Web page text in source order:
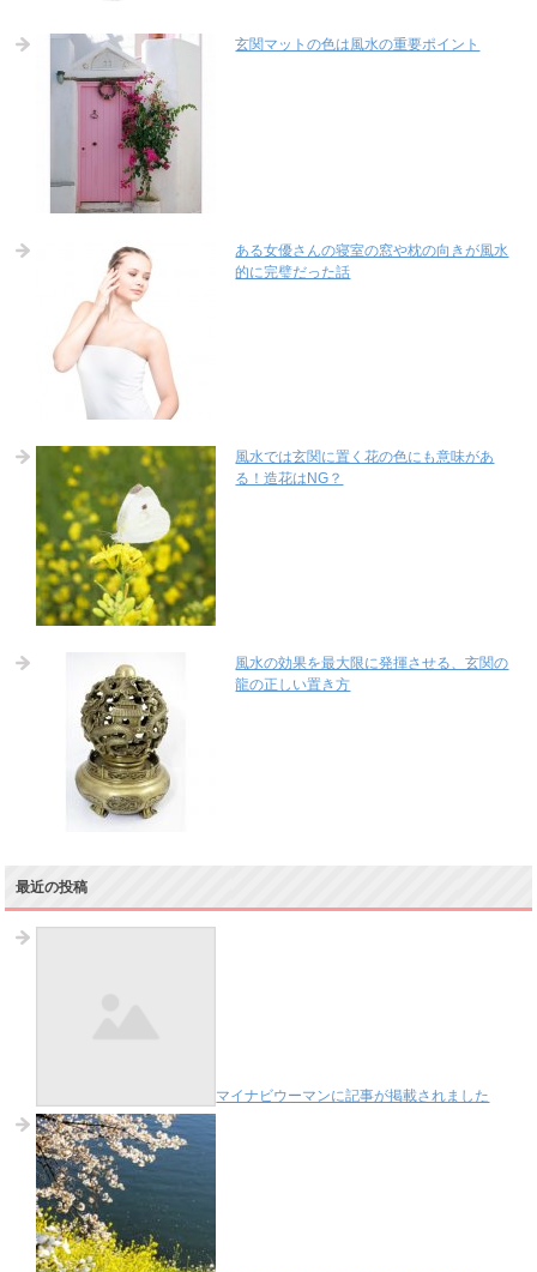
玄関マットの色は風水の重要ポイント
ある女優さんの寝室の窓や枕の向きが風水
的に完璧だった話
風水では玄関に置く花の色にも意味があ
る！造花はNG？
風水の効果を最大限に発揮させる、玄関の
龍の正しい置き方
最近の投稿
マイナビウーマンに記事が掲載されました